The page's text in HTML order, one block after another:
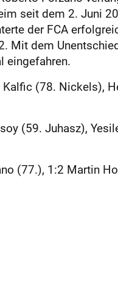
seit dem 2. Juni
der FCA
dem
eingefahren.
(78. Nickels),
(59. Juhasz),
(77.), 1:2 Martin